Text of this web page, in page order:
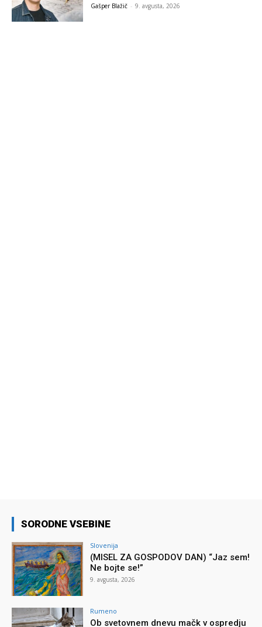
Gašper Blažič - 9. avgusta, 2026
SORODNE VSEBINE
Slovenija
(MISEL ZA GOSPODOV DAN) “Jaz sem!
Ne bojte se!”
9. avgusta, 2026
Rumeno
Ob svetovnem dnevu mačk v ospredju